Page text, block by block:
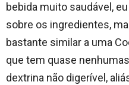
bebida muito saudável,
sobre os ingredientes,
bastante similar a uma
que tem quase
dextrina não digerível,